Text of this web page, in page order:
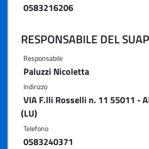
0583216206
RESPONSABILE DEL SUAP
Responsabile
Paluzzi Nicoletta
Indirizzo
VIA F.lli Rosselli n. 11 55011 -
(LU)
Telefono
0583240371